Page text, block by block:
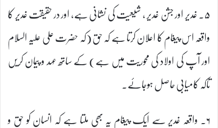
۵۔ غدیر اور جشن غدیر ، شیعیت کی نشانی ہے، اور در حقیقت غدیر کا
واقعہ اس پیغام کا اعلان کرتا ہے کہ حق (کہ حضرت علی علیہ السلام
اور آپ کی اولاد کی محوریت میں ہے) کے ساتھ عہد و پیمان کریں
تاکہ کامیابی حاصل ہوجائے۔
۶۔ واقعہ غدیر سے ایک پیغام یہ بھی ملتا ہے کہ انسان کو حق و